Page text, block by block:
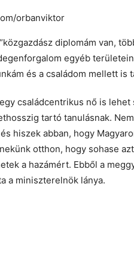
orbanviktor
diplomám van,
egyéb
és a családom mellett is
családcentrikus nő is lehet
tartó tanulásnak.
hiszek abban, hogy
otthon, hogy sohase
a hazámért. Ebből a
a miniszterelnök lánya.